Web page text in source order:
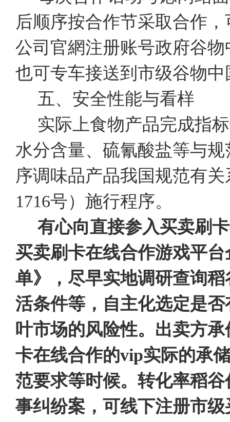
后顺序按合作节采取合作
公司官網注册账号政府谷
也可专车接送到市级谷物
五、安全性能与看样
实际上食物产品完成指
水分含量、硫氰酸盐等与
序调味品产品我国规范有
1716号）施行程序。
有心向直接参入买卖刷
买卖刷卡在线合作游戏平
单》，尽早实地调研查询
活条件等，自主化选定是
叶市场的风险性。出卖方
卡在线合作的vip实际的承
范要求等时候。转化率稻
事纠纷案，可线下注册市